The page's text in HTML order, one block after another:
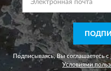
Подписываясь, Вы соглашаетесь с
Условиями